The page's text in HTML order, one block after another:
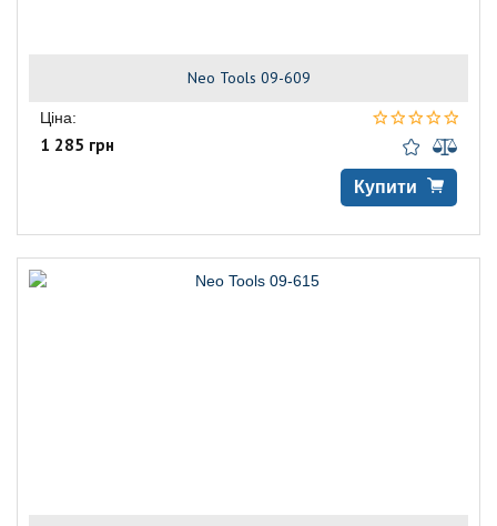
Neo Tools 09-609
Ціна:
1 285 грн
Купити